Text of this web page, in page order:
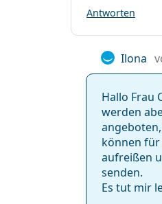
Antworten
Ilona
Hallo Frau
werden
können für
aufreißen
senden.
Es tut mir